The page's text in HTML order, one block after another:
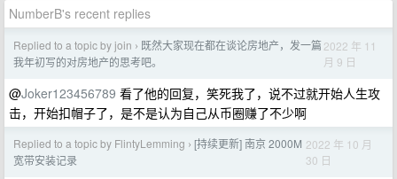
NumberB's recent replies
Replied to a topic by join › 既然大家现在都在谈论房地产，发一篇
我年初写的对房地产的思考吧。
2022 年 11
月 9 日
@Joker123456789 看了他的回复，笑死我了，说不过就开始人生攻
击，开始扣帽子了，是不是认为自己从币圈赚了不少啊
Replied to a topic by FlintyLemming › [持续更新] 南京 2000M
宽带安装记录
2022 年 10 月
30 日